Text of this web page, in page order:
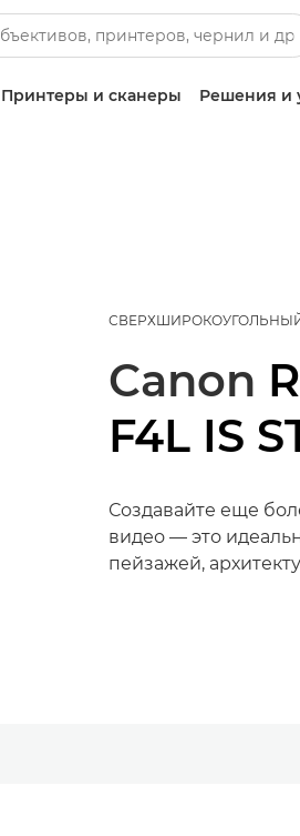
Принтеры и сканеры Решения и
Canon
F4L IS
Создавайте еще
видео — это
пейзажей,